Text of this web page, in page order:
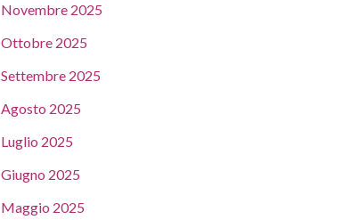
Novembre 2025
Ottobre 2025
Settembre 2025
Agosto 2025
Luglio 2025
Giugno 2025
Maggio 2025